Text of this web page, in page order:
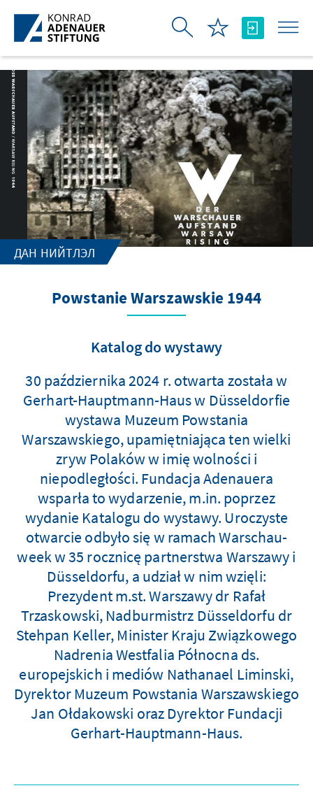
Skip to Main Content
ДАН НИЙТЛЭЛ
Powstanie Warszawskie 1944
Katalog do wystawy
30 października 2024 r. otwarta została w
Gerhart-Hauptmann-Haus w Düsseldorfie
wystawa Muzeum Powstania
Warszawskiego, upamiętniająca ten wielki
zryw Polaków w imię wolności i
niepodległości. Fundacja Adenauera
wsparła to wydarzenie, m.in. poprzez
wydanie Katalogu do wystawy. Uroczyste
otwarcie odbyło się w ramach Warschau-
week w 35 rocznicę partnerstwa Warszawy i
Düsseldorfu, a udział w nim wzięli:
Prezydent m.st. Warszawy dr Rafał
Trzaskowski, Nadburmistrz Düsseldorfu dr
Stehpan Keller, Minister Kraju Związkowego
Nadrenia Westfalia Północna ds.
europejskich i mediów Nathanael Liminski,
Dyrektor Muzeum Powstania Warszawskiego
Jan Ołdakowski oraz Dyrektor Fundacji
Gerhart-Hauptmann-Haus.